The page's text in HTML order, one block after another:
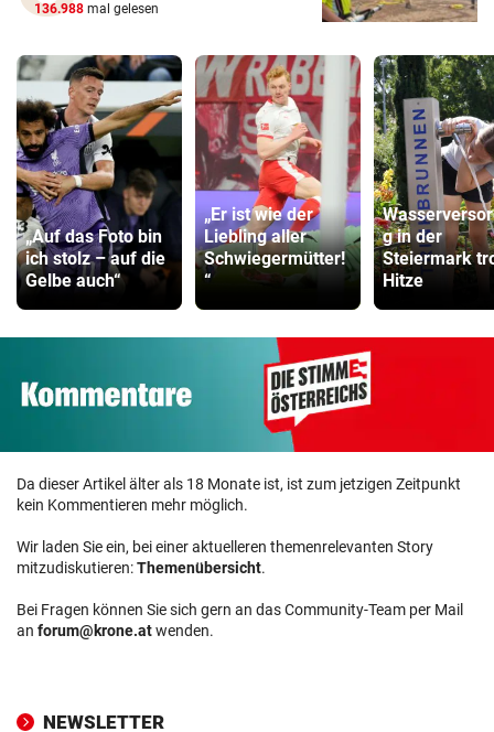
136.988 mal gelesen
„Auf das Foto bin
ich stolz – auf die
Gelbe auch“
„Er ist wie der
Liebling aller
Schwiegermütter!
“
g in der
Steiermark
Hitze
Da dieser Artikel älter als 18 Monate ist, ist zum jetzigen Zeitpunkt
kein Kommentieren mehr möglich.
Wir laden Sie ein, bei einer aktuelleren themenrelevanten Story
mitzudiskutieren:Themenübersicht.
Bei Fragen können Sie sich gern an das Community-Team per Mail
an forum@krone.atwenden.
NEWSLETTER